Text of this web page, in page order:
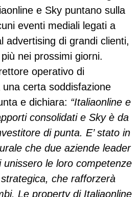
e Sky puntano sulla
eventi mediali legati a
advertising di grandi clienti,
nei prossimi giorni.
operativo di
certa soddisfazione
e dichiara: “Italiaonline e
consolidati e Sky è da
di punta. E’ stato in
che due aziende leader
le loro competenze
che rafforzerà
Le property di Italiaonline